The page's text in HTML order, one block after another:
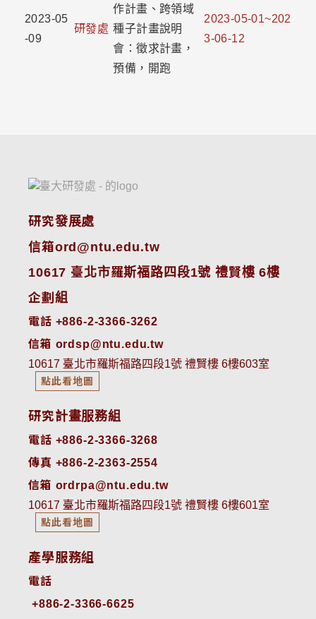
2023-05
-09
研發處
作計畫、跨領域
種子計畫說明
會：徵求計畫，
預備，開跑
2023-05-01~202
3-06-12
研究發展處
信箱ord@ntu.edu.tw
10617 臺北市羅斯福路四段1號 禮賢樓 6樓
企劃組
電話 +886-2-3366-3262
信箱 ordsp@ntu.edu.tw
10617 臺北市羅斯福路四段1號 禮賢樓 6樓603室
點此看地圖
研究計畫服務組
電話 +886-2-3366-3268
傳真 +886-2-2363-2554
信箱 ordrpa@ntu.edu.tw
10617 臺北市羅斯福路四段1號 禮賢樓 6樓601室
點此看地圖
產學服務組
電話
+886-2-3366-6625